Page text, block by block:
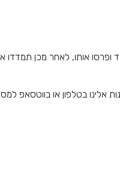
אותו, לאחר מכן תמדדו
בטלפון או בווטסאפ למספר 052-